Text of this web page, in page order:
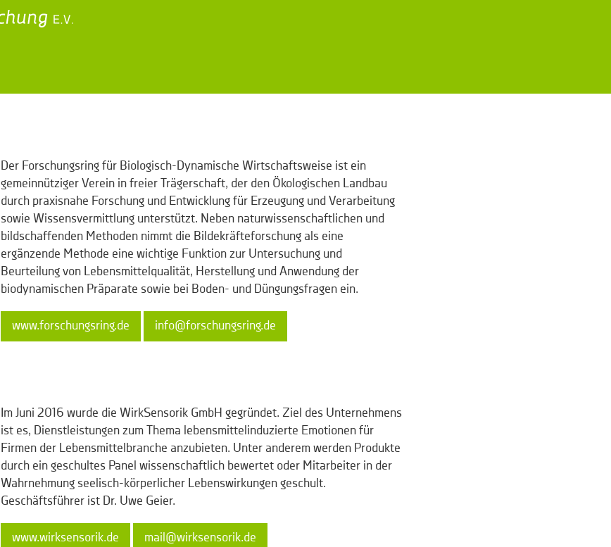
Der Forschungsring für Biologisch-Dynamische Wirtschaftsweise ist ein
gemeinnütziger Verein in freier Trägerschaft, der den Ökologischen Landbau
durch praxisnahe Forschung und Entwicklung für Erzeugung und Verarbeitung
sowie Wissensvermittlung unterstützt. Neben naturwissenschaftlichen und
bildschaffenden Methoden nimmt die Bildekräfteforschung als eine
ergänzende Methode eine wichtige Funktion zur Untersuchung und
Beurteilung von Lebensmittelqualität, Herstellung und Anwendung der
biodynamischen Präparate sowie bei Boden- und Düngungsfragen ein.
www.forschungsring.de info@forschungsring.de
Im Juni 2016 wurde die WirkSensorik GmbH gegründet. Ziel des Unternehmens
ist es, Dienstleistungen zum Thema lebensmittelinduzierte Emotionen für
Firmen der Lebensmittelbranche anzubieten. Unter anderem werden Produkte
durch ein geschultes Panel wissenschaftlich bewertet oder Mitarbeiter in der
Wahrnehmung seelisch-körperlicher Lebenswirkungen geschult.
Geschäftsführer ist Dr. Uwe Geier.
www.wirksensorik.de mail@wirksensorik.de